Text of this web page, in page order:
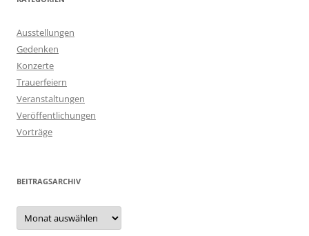
Ausstellungen
Gedenken
Konzerte
Trauerfeiern
Veranstaltungen
Veröffentlichungen
Vorträge
BEITRAGSARCHIV
Beitragsarchiv